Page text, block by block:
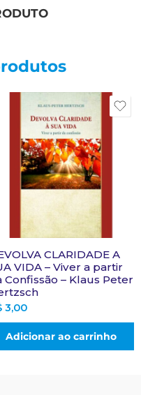
CLARIDADE A
VIDA – Viver a partir
Confissão – Klaus Peter
3,00
Adicionar ao carrinho